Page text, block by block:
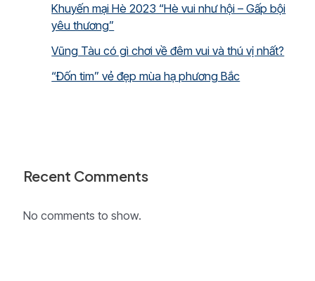
Khuyến mại Hè 2023 “Hè vui như hội – Gấp bội
yêu thương”
Vũng Tàu có gì chơi về đêm vui và thú vị nhất?
“Đốn tim” vẻ đẹp mùa hạ phương Bắc
Recent Comments
No comments to show.